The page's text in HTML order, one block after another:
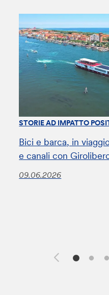
STORIE AD IMPATTO
Bici e barca, in
e canali con
09.06.2026